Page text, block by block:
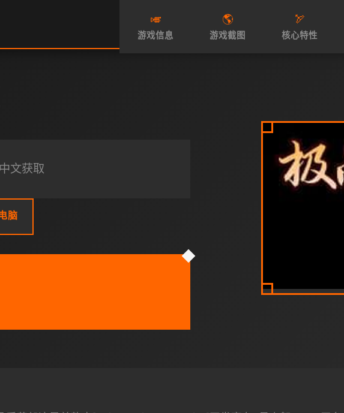
🎺
游戏信息
🌎
游戏截图
🏹
核心特性
文获取
脑